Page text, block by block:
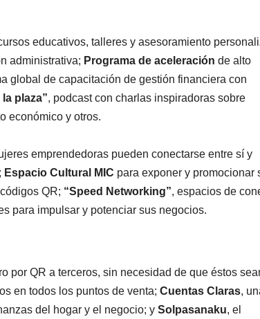
educativos, talleres y asesoramiento
administrativa; Programa de aceleración de alto
global de capacitación de gestión financiera con
plaza”, podcast con charlas inspiradoras sobre
económico y otros.
emprendedoras pueden conectarse entre sí y
Espacio Cultural MIC para exponer y promocionar
QR; “Speed Networking”, espacios de
para impulsar y potenciar sus negocios.
por QR a terceros, sin necesidad de que éstos
en todos los puntos de venta; Cuentas Claras,
del hogar y el negocio; y Solpasanaku, el